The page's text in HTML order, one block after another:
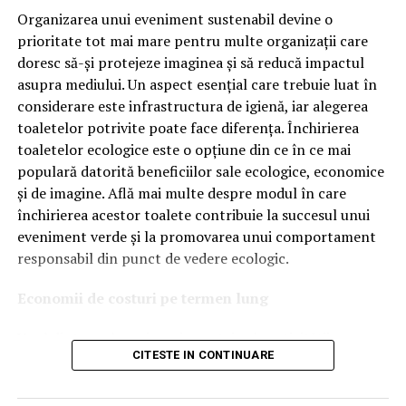
tehnologiile proprii și pentru numărul mare de aprobări
OEM.
Ce înseamnă Ravenol VMP?
DenumireaVMPidentifică o gamă de uleiuri dezvoltate
pentru motoare moderne care necesită performanțe
ridicate și compatibilitate cu numeroase specificații ale
constructorilor auto.
Acest produs este destinat în special motoarelor
moderne pe benzină și diesel, inclusiv celor echipate cu:
catalizatoare moderne;
sisteme Start-Stop.
Organizarea unui eveniment sustenabil devine o
prioritate tot mai mare pentru multe organizații care
doresc să-și protejeze imaginea și să reducă impactul
asupra mediului. Un aspect esențial care trebuie luat în
considerare este infrastructura de igienă, iar alegerea
toaletelor potrivite poate face diferența. Închirierea
toaletelor ecologice este o opțiune din ce în ce mai
populară datorită beneficiilor sale ecologice, economice
și de imagine. Află mai multe despre modul în care
închirierea acestor toalete contribuie la succesul unui
eveniment verde și la promovarea unui comportament
responsabil din punct de vedere ecologic.
Economii de costuri pe termen lung
Unul dintre cele mai mari avantaje ale activității
închiriere toalete ecologiceeste economia de costuri.
CITESTE IN CONTINUARE